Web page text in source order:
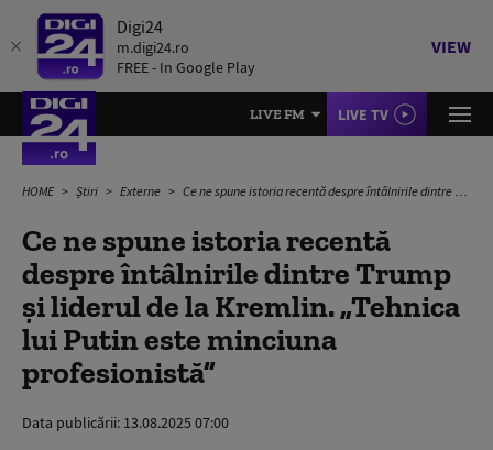
Digi24
m.digi24.ro
FREE - In Google Play
VIEW
LIVE FM LIVE TV
HOME Știri Externe Ce ne spune istoria recentă despre întâlnirile dintre Trump și liderul de la Kremlin. „Tehnica lui Putin este minciuna profesionistă”
Ce ne spune istoria recentă
despre întâlnirile dintre Trump
și liderul de la Kremlin. „Tehnica
lui Putin este minciuna
profesionistă”
Data publicării: 13.08.2025 07:00